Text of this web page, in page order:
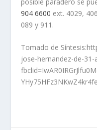
904 6600 ext. 4029,
089 y 911.
Tomado de
jose-hernandez-de-